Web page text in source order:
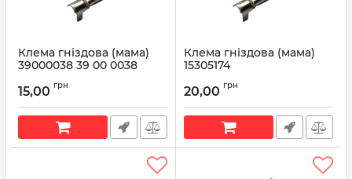
Клема гніздова (мама)
39000038 39 00 0038
15,00 грн
Клема гніздова (мама)
15305174
20,00 грн